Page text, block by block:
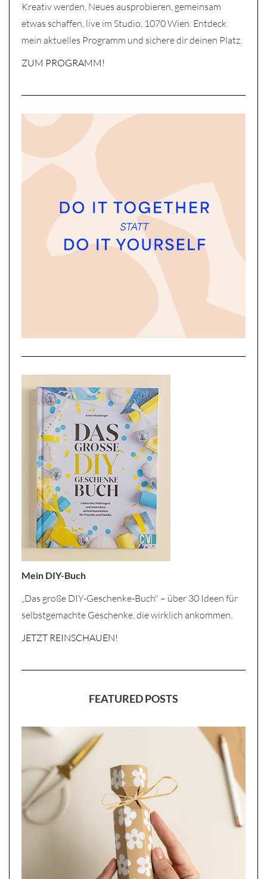
Kreativ werden, Neues ausprobieren, gemeinsam
etwas schaffen, live im Studio, 1070 Wien. Entdeck
mein aktuelles Programm und sichere dir deinen Platz.
ZUM PROGRAMM!
Mein DIY-Buch
„Das große DIY-Geschenke-Buch" – über 30 Ideen für
selbstgemachte Geschenke, die wirklich ankommen.
JETZT REINSCHAUEN!
FEATURED POSTS